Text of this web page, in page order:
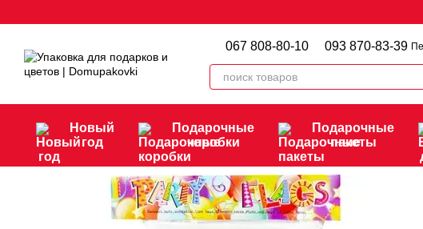
067 808-80-10 093 870-83-39
Новый
год
Подарочные
коробки
Подарочные
пакеты